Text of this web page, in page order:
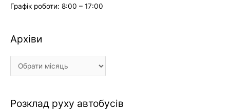
Графік роботи: 8:00 – 17:00
Архіви
Архіви
Розклад руху автобусів